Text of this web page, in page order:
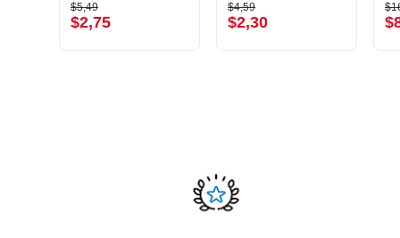
$5,49
$2,75
$4,59
$2,30